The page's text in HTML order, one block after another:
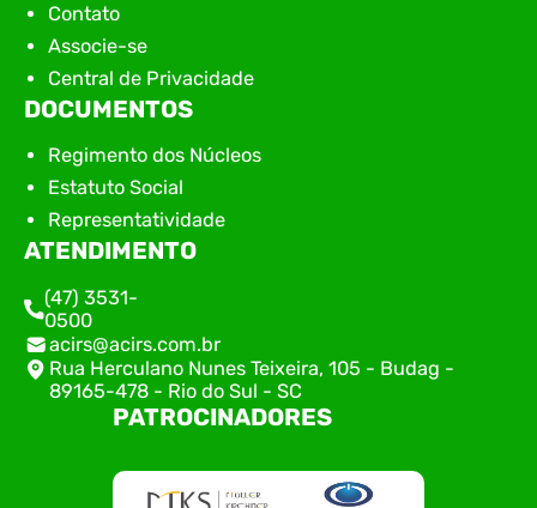
Contato
Associe-se
Central de Privacidade
DOCUMENTOS
Regimento dos Núcleos
Estatuto Social
Representatividade
ATENDIMENTO
(47) 3531-
0500
acirs@acirs.com.br
Rua Herculano Nunes Teixeira, 105 - Budag -
89165-478 - Rio do Sul - SC
PATROCINADORES